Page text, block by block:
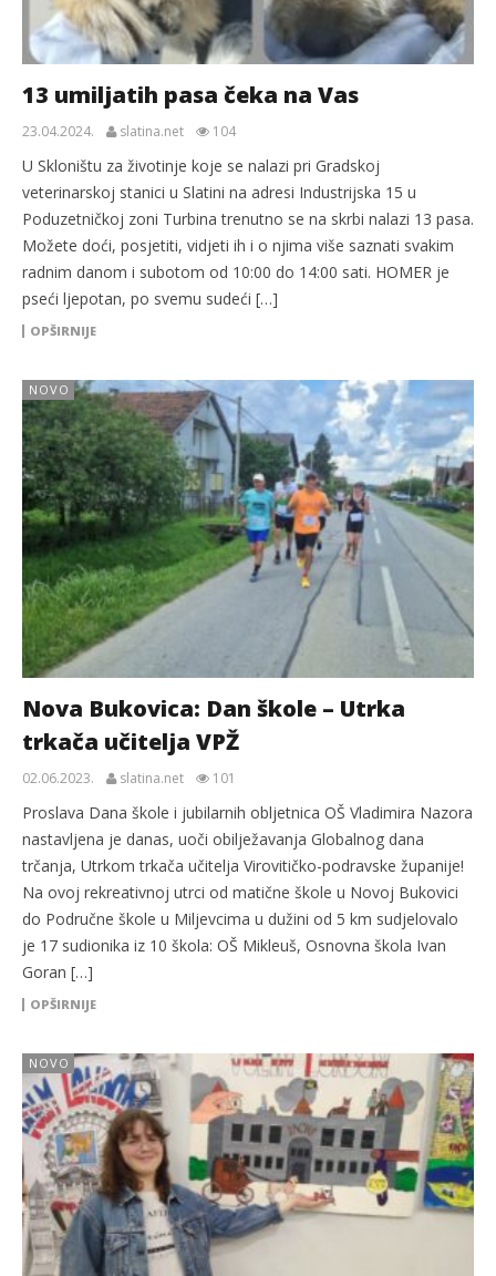
13 umiljatih pasa čeka na Vas
23.04.2024. slatina.net 104
U Skloništu za životinje koje se nalazi pri Gradskoj
veterinarskoj stanici u Slatini na adresi Industrijska 15 u
Poduzetničkoj zoni Turbina trenutno se na skrbi nalazi 13 pasa.
Možete doći, posjetiti, vidjeti ih i o njima više saznati svakim
radnim danom i subotom od 10:00 do 14:00 sati. HOMER je
pseći ljepotan, po svemu sudeći […]
OPŠIRNIJE
NOVO
Nova Bukovica: Dan škole – Utrka
trkača učitelja VPŽ
02.06.2023. slatina.net 101
Proslava Dana škole i jubilarnih obljetnica OŠ Vladimira Nazora
nastavljena je danas, uoči obilježavanja Globalnog dana
trčanja, Utrkom trkača učitelja Virovitičko-podravske županije!
Na ovoj rekreativnoj utrci od matične škole u Novoj Bukovici
do Područne škole u Miljevcima u dužini od 5 km sudjelovalo
je 17 sudionika iz 10 škola: OŠ Mikleuš, Osnovna škola Ivan
Goran […]
OPŠIRNIJE
NOVO